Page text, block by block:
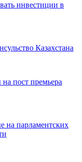
инвестиции в
Казахстана
пост премьера
на парламентских